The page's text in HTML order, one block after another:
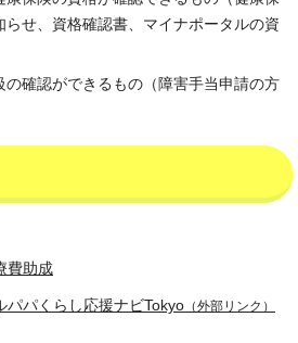
らせ、資格確認書、マイナポータルの資
の確認ができるもの（障害手当申請の方
費助成
パパくらし応援ナビTokyo （外部リンク）